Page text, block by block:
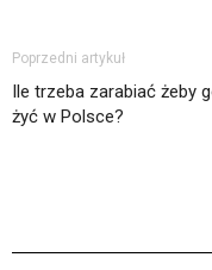
Poprzedni artykuł
Ile trzeba zarabiać żeby
żyć w Polsce?